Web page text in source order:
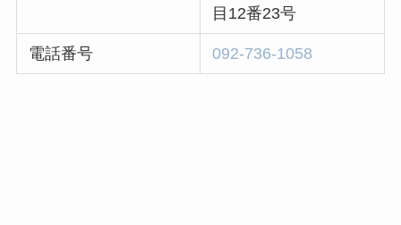
目12番23号
電話番号 092-736-1058